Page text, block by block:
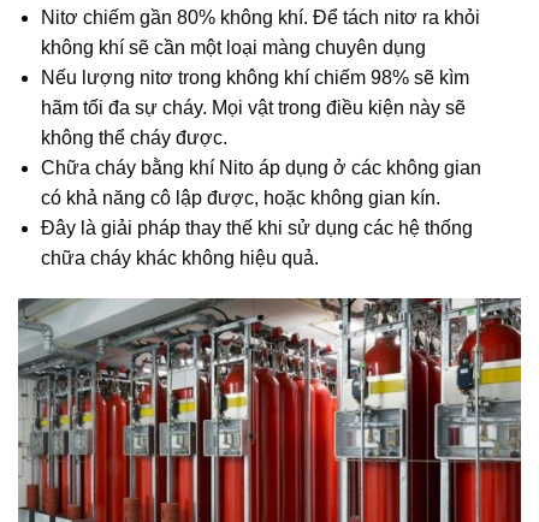
Nitơ chiếm gần 80% không khí. Để tách nitơ ra khỏi
không khí sẽ cần một loại màng chuyên dụng
Nếu lượng nitơ trong không khí chiếm 98% sẽ kìm
hãm tối đa sự cháy. Mọi vật trong điều kiện này sẽ
không thể cháy được.
Chữa cháy bằng khí Nito áp dụng ở các không gian
có khả năng cô lập được, hoặc không gian kín.
Đây là giải pháp thay thế khi sử dụng các hệ thống
chữa cháy khác không hiệu quả.